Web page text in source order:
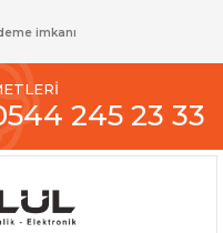
imkanı
245 23 33